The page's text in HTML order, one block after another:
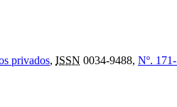
privados, ISSN 0034-9488, Nº.